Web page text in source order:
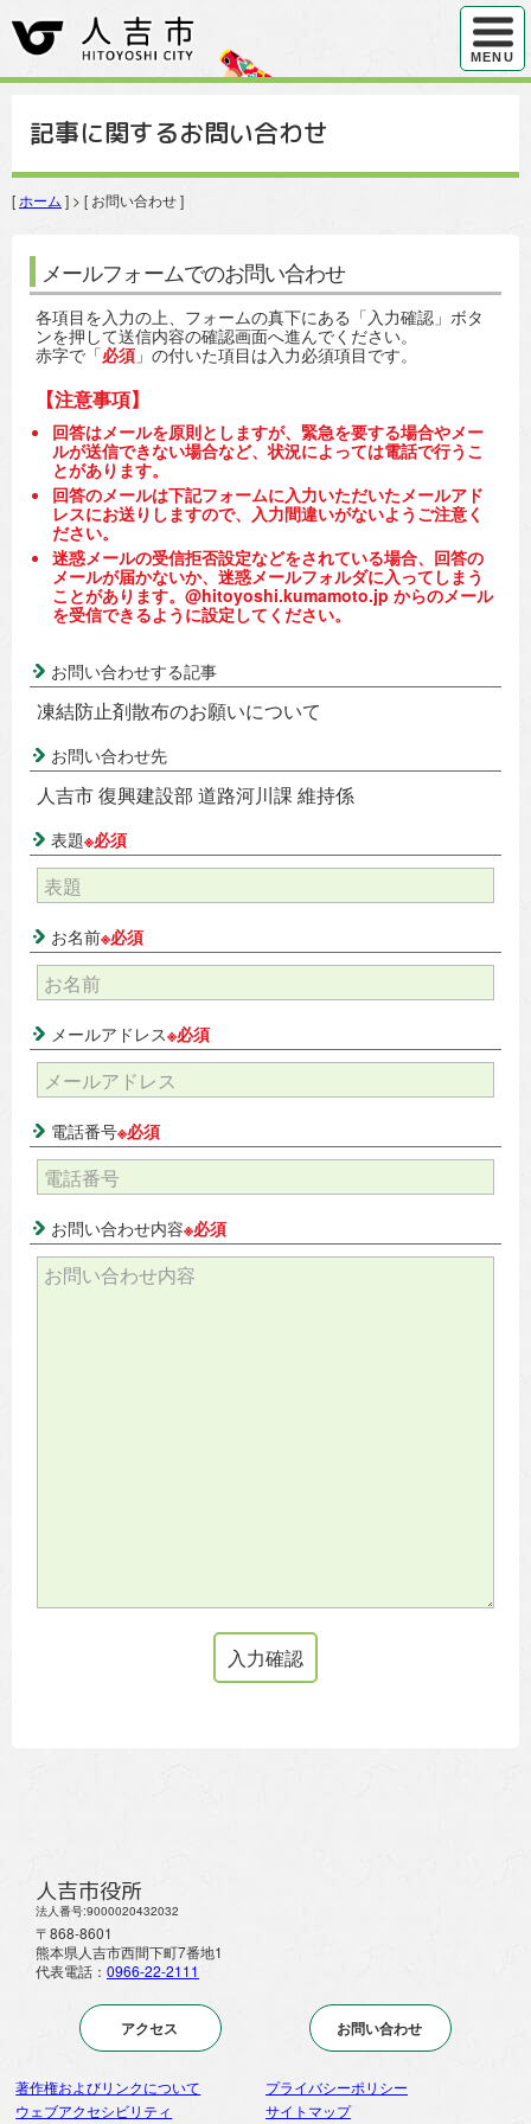
ハンバ
MENU
記事に関するお問い合わせ
[ ホーム ] > [ お問い合わせ ]
メールフォームでのお問い合わせ
各項目を入力の上、フォームの真下にある「入力確認」ボタ
ンを押して送信内容の確認画面へ進んでください。
赤字で「必須 」の付いた項目は入力必須項目です。
【注意事項】
回答はメールを原則としますが、緊急を要する場合やメー
ルが送信できない場合など、状況によっては電話で行うこ
とがあります。
回答のメールは下記フォームに入力いただいたメールアド
レスにお送りしますので、入力間違いがないようご注意く
ださい。
迷惑メールの受信拒否設定などをされている場合、回答の
メールが届かないか、迷惑メールフォルダに入ってしまう
ことがあります。@hitoyoshi.kumamoto.jp からのメール
を受信できるように設定してください。
お問い合わせする記事
凍結防止剤散布のお願いについて
お問い合わせ先
人吉市 復興建設部 道路河川課 維持係
表題※必須
お名前※必須
メールアドレス※必須
電話番号※必須
お問い合わせ内容※必須
人吉市役所
法人番号:9000020432032
〒868-8601
熊本県人吉市西間下町7番地1
代表電話： 0966-22-2111
アクセス お問い合わせ
著作権およびリンクについて
プライバシーポリシー
ウェブアクセシビリティ
サイトマップ